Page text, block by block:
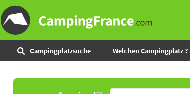
Campingplatzsuche Welchen Campingplatz ?